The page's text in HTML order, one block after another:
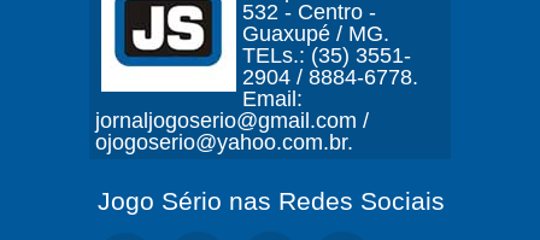
532 - Centro -
Guaxupé / MG.
TELs.: (35) 3551-
2904 / 8884-6778.
Email:
jornaljogoserio@gmail.com /
ojogoserio@yahoo.com.br.
Jogo Sério nas Redes Sociais